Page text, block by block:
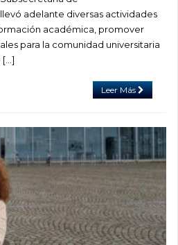
adelante diversas actividades
académica, promover
para la comunidad universitaria
[…]
Leer Más